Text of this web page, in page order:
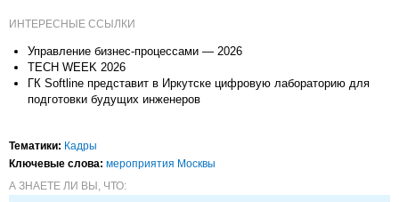
ИНТЕРЕСНЫЕ ССЫЛКИ
Управление бизнес-процессами — 2026
TECH WEEK 2026
ГК Softline представит в Иркутске цифровую лабораторию для
подготовки будущих инженеров
Тематики: Кадры
Ключевые слова: мероприятия Москвы
А ЗНАЕТЕ ЛИ ВЫ, ЧТО: